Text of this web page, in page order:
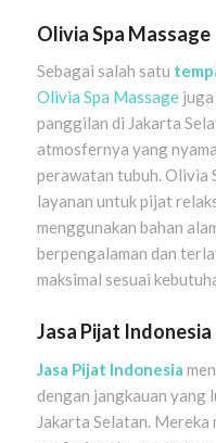
Olivia Spa Massage
Sebagai salah satu
Olivia Spa Massagejuga
panggilan di Jakarta
atmosfernya yang
perawatan tubuh. Olivia
layanan untuk pijat
menggunakan bahan
berpengalaman dan
maksimal sesuai
Jasa Pijat Indonesia
Jasa Pijat Indonesia
dengan jangkauan yang
Jakarta Selatan.